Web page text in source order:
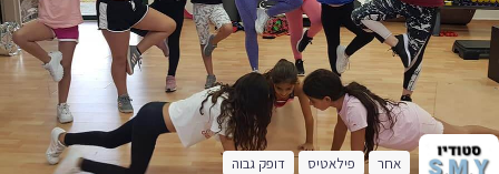
אחר פילאטיס דופק גבוה